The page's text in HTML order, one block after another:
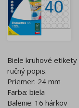
Biele kruhové etikety
ručný popis.
Priemer: 24 mm
Farba: biela
Balenie: 16 hárkov